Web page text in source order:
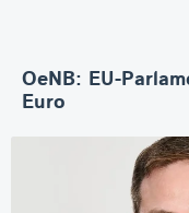
OeNB: EU-
Euro